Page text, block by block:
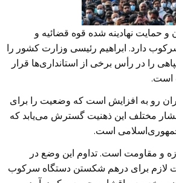
حمایت نهادینه شده قوه قضائیه و
دارد. ابراهیم رئیسی وزارت کشور را
را در رأس برخی از استانداری‌ها قرار
است.
رو به افزایش است که وضعیت را برای
مختلف این ذهنیت گسترش می‌یابد که
است.
و مقاومت است. تداوم این وضع در
لازم برای درهم شکستن دستگاه سرکوب